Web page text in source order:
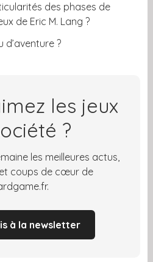
des phases de
de Eric M. Lang ?
d’aventure ?
les jeux
?
les meilleures actus,
coups de cœur de
à la newsletter